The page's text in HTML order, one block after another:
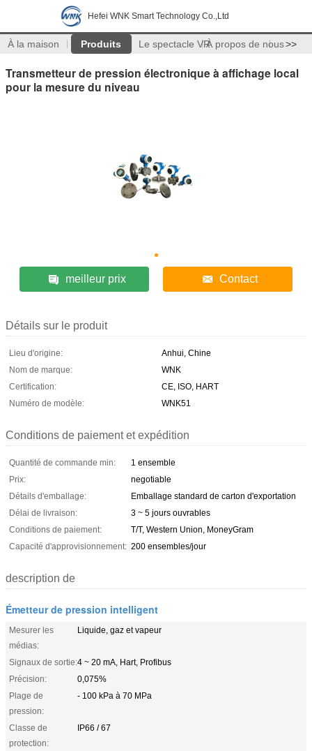
Hefei WNK Smart Technology Co.,Ltd
À la maison Produits Le spectacle VRÀ propos de nous>>
Transmetteur de pression électronique à affichage local
pour la mesure du niveau
meilleur prix Contact
Détails sur le produit
Lieu d'origine:
Anhui, Chine
Nom de marque:
WNK
Certification:
CE, ISO, HART
Numéro de modèle:
WNK51
Conditions de paiement et expédition
Quantité de commande min:
1 ensemble
Prix:
negotiable
Détails d'emballage:
Emballage standard de carton d'exportation
Délai de livraison:
3 ~ 5 jours ouvrables
Conditions de paiement:
T/T, Western Union, MoneyGram
Capacité d'approvisionnement: 200 ensembles/jour
description de
Émetteur de pression intelligent
Mesurer les
médias:
Liquide, gaz et vapeur
Signaux de sortie:4 ~ 20 mA, Hart, Profibus
Précision:
0,075%
Plage de
pression:
- 100 kPa à 70 MPa
Classe de
protection:
IP66 / 67